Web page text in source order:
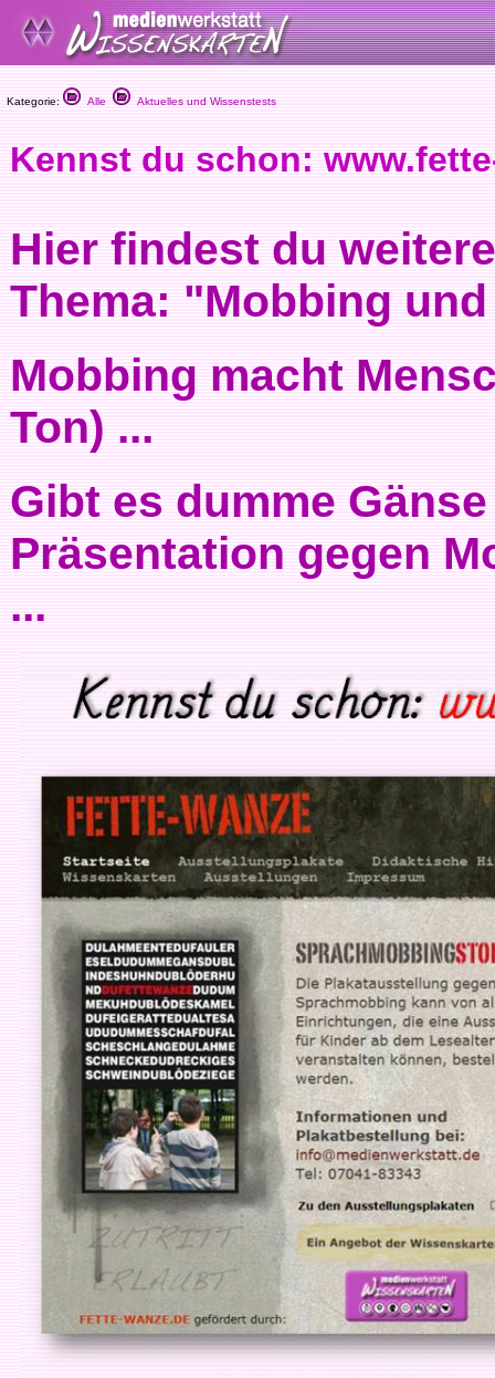
Kategorie: Alle Aktuelles und Wissenstests
Kennst du schon:
Hier findest du
Thema: "Mobbing
Mobbing macht
Ton) ...
Gibt es dumme
Präsentation gegen
...